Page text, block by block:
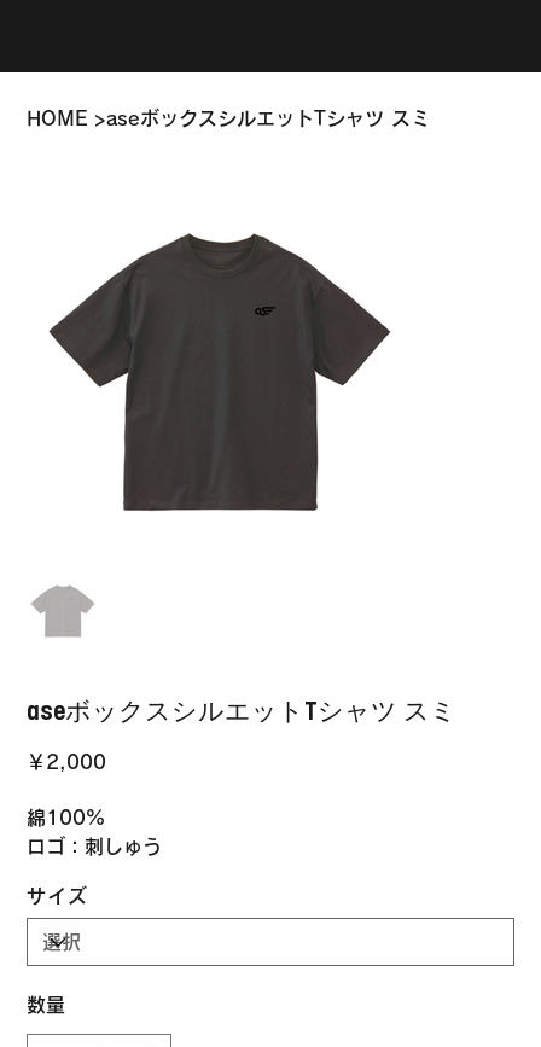
HOME >aseボックスシルエットTシャツ スミ
aseボックスシルエットTシャツ スミ
格
￥2,000
綿100%
ロゴ：刺しゅう
サイズ
数量